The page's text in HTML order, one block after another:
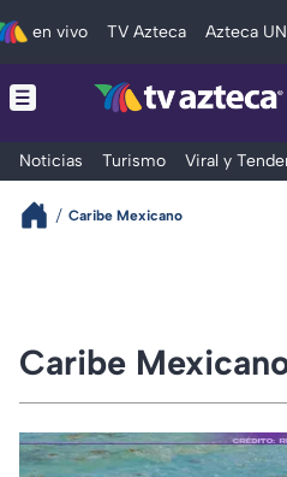
en vivo TV Azteca Azteca
Noticias Turismo Viral y
Caribe Mexicano
Caribe